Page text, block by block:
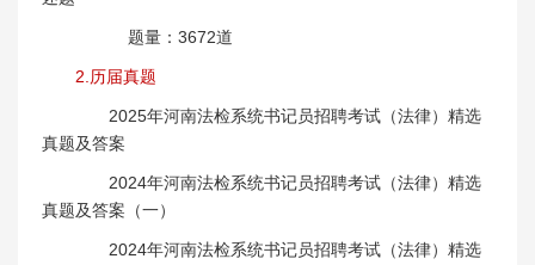
题量：3672道
2.历届真题
2025年河南法检系统书记员招聘考试（法律）精选
真题及答案
2024年河南法检系统书记员招聘考试（法律）精选
真题及答案（一）
2024年河南法检系统书记员招聘考试（法律）精选